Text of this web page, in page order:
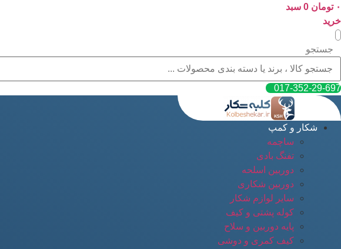
پرش
به
محتوا
۰ تومان 0 سبد
خرید
جستجو
017-352-29-697
شکار و کمپ
ساچمه
تفنگ بادی
دوربین اسلحه
دوربین شکاری
سایر لوازم شکار
کوله پشتی و کیف
پایه دوربین و سلاح
کیف کمری و دوشی